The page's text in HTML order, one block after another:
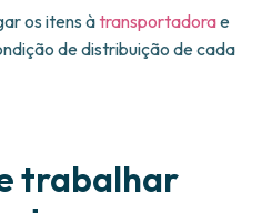
os itens àtransportadorae
de distribuição de cada
trabalhar